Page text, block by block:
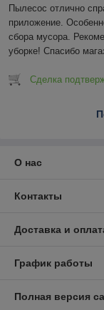
Пылесос отлично
приложение.
сбора мусора.
уборке! Спасибо
Сделка
О нас
Контакты
Доставка и
График работы
Полная версия